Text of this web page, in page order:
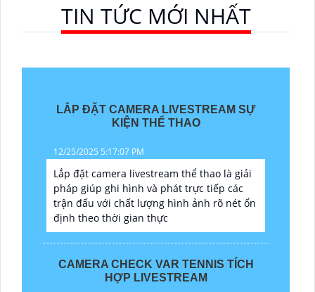
TIN TỨC MỚI NHẤT
LẮP ĐẶT CAMERA LIVESTREAM SỰ
KIỆN THỂ THAO
12/25/2025 5:17:07 PM
Lắp đặt camera livestream thể thao là giải
pháp giúp ghi hình và phát trực tiếp các
trận đấu với chất lượng hình ảnh rõ nét ổn
định theo thời gian thực
CAMERA CHECK VAR TENNIS TÍCH
HỢP LIVESTREAM